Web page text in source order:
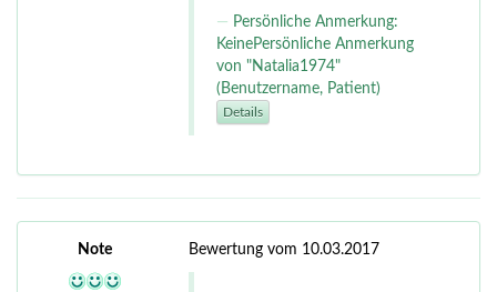
Persönliche Anmerkung:
KeinePersönliche Anmerkung
von "Natalia1974"
(Benutzername, Patient)
Details
Note Bewertung vom 10.03.2017